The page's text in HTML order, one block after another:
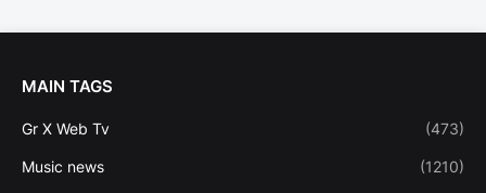
MAIN TAGS
Gr X Web Tv (473)
Music news (1210)